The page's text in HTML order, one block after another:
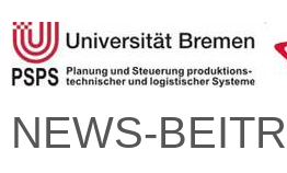
NEWS-